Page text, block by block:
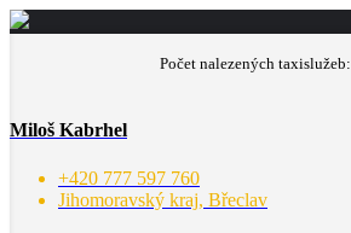
Počet nalezených taxislužeb:
Miloš Kabrhel
+420 777 597 760
Jihomoravský kraj, Břeclav